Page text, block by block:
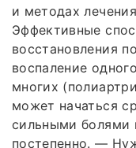
и методах
Эффективные
восстановления
воспаление
многих
может начаться
сильными болями
постепенно. —